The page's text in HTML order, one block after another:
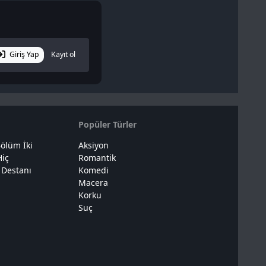
Giriş Yap Kayıt ol
İki
Popüler Türler
Aksiyon
Romantik
Komedi
Macera
Korku
Suç